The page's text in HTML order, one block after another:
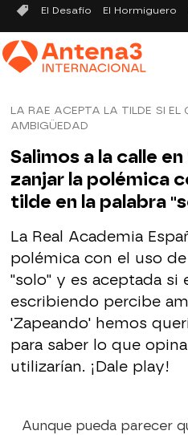
El Desafío El Hormiguero
LA RAE ACEPTA LA TILDE SI EL
AMBIGÜEDAD
Salimos a la calle
zanjar la polémica
tilde en la palabra
La Real Academia
polémica con el uso
"solo" y es aceptada si
escribiendo percibe
'Zapeando' hemos
para saber lo que
utilizarían. ¡Dale play!
Aunque pueda parecer